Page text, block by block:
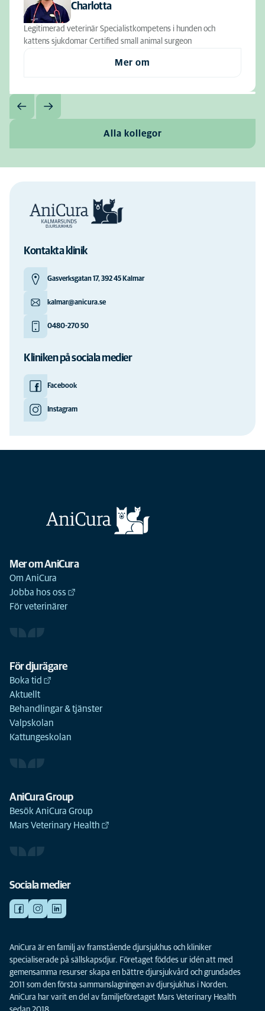
Charlotta
Legitimerad veterinär Specialistkompetens i hunden och
kattens sjukdomar Certified small animal surgeon
Mer om
Alla kollegor
Kontakta klinik
Gasverksgatan 17, 392 45 Kalmar
kalmar@anicura.se
0480-270 50
Kliniken på sociala medier
Facebook
Instagram
Mer om AniCura
Om AniCura
Jobba hos oss
För veterinärer
För djurägare
Boka tid
Aktuellt
Behandlingar & tjänster
Valpskolan
Kattungeskolan
AniCura Group
Besök AniCura Group
Mars Veterinary Health
Sociala medier
AniCura är en familj av framstående djursjukhus och kliniker
specialiserade på sällskapsdjur. Företaget föddes ur idén att med
gemensamma resurser skapa en bättre djursjukvård och grundades
2011 som den första sammanslagningen av djursjukhus i Norden.
AniCura har varit en del av familjeföretaget Mars Veterinary Health